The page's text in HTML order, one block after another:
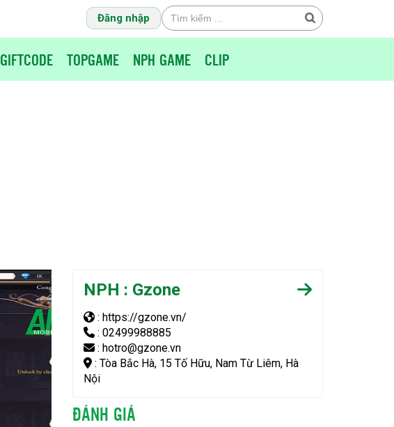
Đăng nhập
GIFTCODE TOPGAME NPH GAME CLIP
NPH : Gzone
: https://gzone.vn/
: 02499988885
: hotro@gzone.vn
: Tòa Bắc Hà, 15 Tố Hữu, Nam Từ Liêm, Hà
Nội
ĐÁNH GIÁ